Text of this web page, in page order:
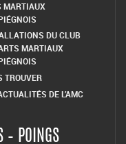
MARTIAUX
DU CLUB
MARTIAUX
TROUVER
DE L’AMC
– POINGS